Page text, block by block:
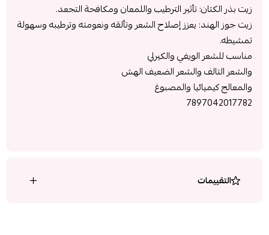
زيت بذر الكتان: تأثير الترطيب واللمعان ومكافحة التجعد.
زيت جوز الهند: يعزز إصلاح الشعر وتألقه ونعومته وترطيبه وسهولة
تمشيطه.
مناسب للشعر الويفي والكيرلي
والشعر التالف والشعر الضعيف الهش
والمعالج كيميائيا والمصبوغ
7897042017782
التقييمات